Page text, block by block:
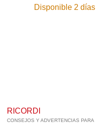
Disponible 2 días
RICORDI
CONSEJOS Y ADVERTENCIAS PARA